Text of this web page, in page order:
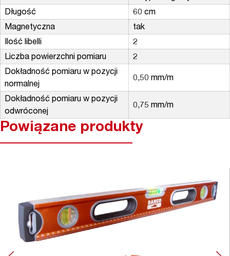
Długość
60 cm
Magnetyczna
tak
Ilość libelli
2
Liczba powierzchni pomiaru
2
Dokładność pomiaru w pozycji
normalnej
0,50 mm/m
Dokładność pomiaru w pozycji
odwróconej
0,75 mm/m
Powiązane produkty